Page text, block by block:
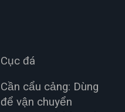
Cục đá
Cần cẩu cảng: Dùng
để vận chuyển